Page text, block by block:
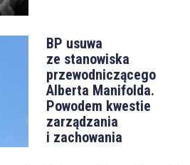
BP usuwa
ze stanowiska
przewodniczącego
Alberta Manifolda.
Powodem kwestie
zarządzania
i zachowania